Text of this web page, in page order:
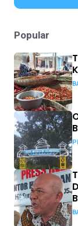
Popular